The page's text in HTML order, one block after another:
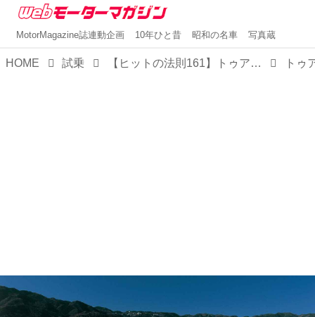
MotorMagazine誌連動企画 10年ひと昔 昭和の名車 写真蔵
HOME 試乗 【ヒットの法則161】トゥアレグ／ポロ／ニュービートルの同時試乗でわかったフォルクスワーゲンの神髄